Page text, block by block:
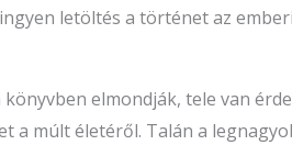
letöltés a történet az
elmondják, tele van
a múlt életéről. Talán a